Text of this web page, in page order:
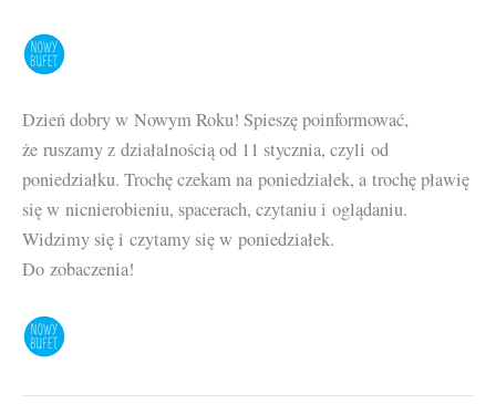
Dzień dobry w Nowym Roku! Spieszę poinformować,
że ruszamy z działalnością od 11 stycznia, czyli od
poniedziałku. Trochę czekam na poniedziałek, a trochę pławię
się w nicnierobieniu, spacerach, czytaniu i oglądaniu.
Widzimy się i czytamy się w poniedziałek.
Do zobaczenia!